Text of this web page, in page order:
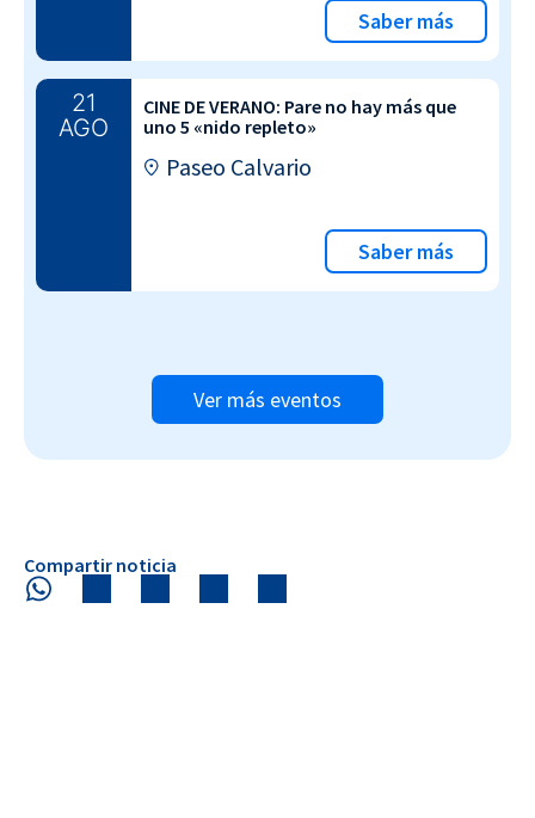
Saber más
21
AGO
CINE DE VERANO: Pare no hay más que
uno 5 «nido repleto»
Paseo Calvario
Saber más
Ver más eventos
Compartir noticia